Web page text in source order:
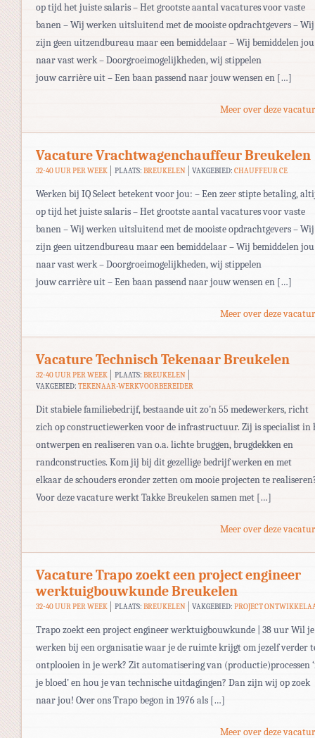
op tijd het juiste salaris – Het grootste aantal vacatures voor vaste
banen – Wij werken uitsluitend met de mooiste opdrachtgevers – Wij
zijn geen uitzendbureau maar een bemiddelaar – Wij bemiddelen jou
naar vast werk – Doorgroeimogelijkheden, wij stippelen
jouw carrière uit – Een baan passend naar jouw wensen en […]
Meer over deze
Vacature Vrachtwagenchauffeur Breukelen
32-40 UUR PER WEEK PLAATS: BREUKELEN VAKGEBIED:CHAUFFEUR CE
Werken bij IQ Select betekent voor jou: – Een zeer stipte betaling,
op tijd het juiste salaris – Het grootste aantal vacatures voor vaste
banen – Wij werken uitsluitend met de mooiste opdrachtgevers – Wij
zijn geen uitzendbureau maar een bemiddelaar – Wij bemiddelen jou
naar vast werk – Doorgroeimogelijkheden, wij stippelen
jouw carrière uit – Een baan passend naar jouw wensen en […]
Meer over deze
Vacature Technisch Tekenaar Breukelen
32-40 UUR PER WEEK PLAATS: BREUKELEN
VAKGEBIED: TEKENAAR-WERKVOORBEREIDER
Dit stabiele familiebedrijf, bestaande uit zo’n 55 medewerkers, richt
zich op constructiewerken voor de infrastructuur. Zij is specialist in
ontwerpen en realiseren van o.a. lichte bruggen, brugdekken en
randconstructies. Kom jij bij dit gezellige bedrijf werken en met
elkaar de schouders eronder zetten om mooie projecten te
Voor deze vacature werkt Takke Breukelen samen met […]
Meer over deze
Vacature Trapo zoekt een project engineer
werktuigbouwkunde Breukelen
32-40 UUR PER WEEK PLAATS: BREUKELEN VAKGEBIED:PROJECT
Trapo zoekt een project engineer werktuigbouwkunde | 38 uur Wil je
werken bij een organisatie waar je de ruimte krijgt om jezelf verder
ontplooien in je werk? Zit automatisering van (productie)processen
je bloed’ en hou je van technische uitdagingen? Dan zijn wij op zoek
naar jou! Over ons Trapo begon in 1976 als […]
Meer over deze